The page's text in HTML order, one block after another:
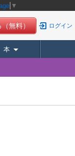
▼
（無料） ログイン
本